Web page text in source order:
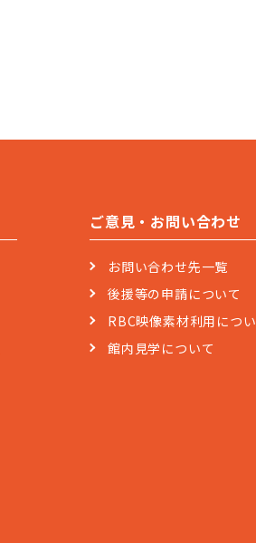
ご意見・お問い合わせ
お問い合わせ先一覧
後援等の申請について
RBC映像素材利用につ
館内見学について